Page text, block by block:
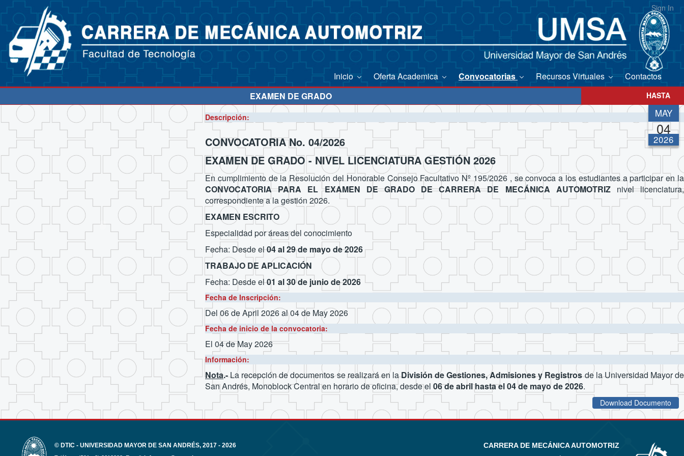
Sign In
Inicio Oferta Academica Convocatorias Recursos Virtuales
Contactos
EXAMEN DE GRADO
HASTA
MAY
04
2026
Descripción:
CONVOCATORIA No. 04/2026
EXAMEN DE GRADO - NIVEL LICENCIATURA GESTIÓN 2026
En cumplimiento de la Resolución del Honorable Consejo Facultativo Nº 195/2026 , se convoca a los estudiantes a participar en la
CONVOCATORIA PARA EL EXAMEN DE GRADO DE CARRERA DE MECÁNICA AUTOMOTRIZnivel licenciatura,
correspondiente a la gestión 2026.
EXAMEN ESCRITO
Especialidad por áreas del conocimiento
Fecha: Desde el04 al 29 de mayo de 2026
TRABAJO DE APLICACIÓN
Fecha: Desde el01 al 30 de junio de 2026
Fecha de Inscripción:
Del 06 de April 2026al 04 de May 2026
Fecha de inicio de la convocatoria:
El 04 de May 2026
Información:
Nota.-La recepción de documentos se realizará en laDivisión de Gestiones, Admisiones y Registrosde la Universidad Mayor de
San Andrés, Monoblock Central en horario de oficina, desde el 06 de abril hasta el 04 de mayo de 2026.
Download Documento
© DTIC - UNIVERSIDAD MAYOR DE SAN ANDRÉS, 2017 - 2026 CARRERA DE MECÁNICA AUTOMOTRIZ